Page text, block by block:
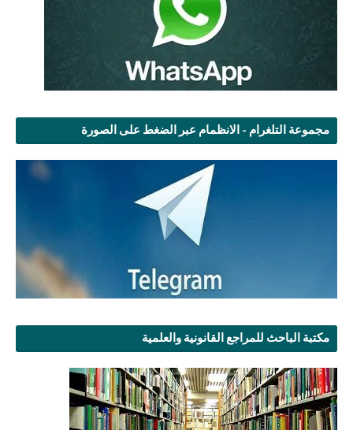
مجموعة التلغرام - الانظمام عبر الضغط على الصورة
مكتبة الباحث للمراجع القانونية والعلمية